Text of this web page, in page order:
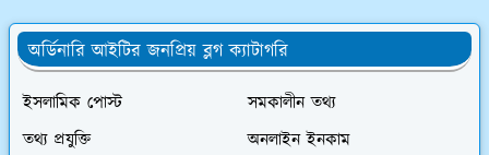
অর্ডিনারি আইটির জনপ্রিয় ব্লগ ক্যাটাগরি
ইসলামিক পোস্ট
সমকালীন তথ্য
তথ্য প্রযুক্তি
অনলাইন ইনকাম